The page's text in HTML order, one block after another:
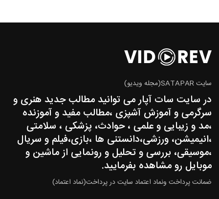
سایت SATAPAR(مجله ویدیو)
در سایت سات آپار می توانید مطالب جدید هنری و
سرگرمی و آموزش آشپزی ،مطالب مفید و آموزنده
،مد و زیبایی و علمی ، حوادث، پزشکی ، سلامتی
،انیمیشن، ورزشی،دانستنی ها ،بازی،فیلم و سریال
،موسیقی، بررسی و تحلیل و رونمایی از ماشین و
موبایل رو مشاهده بفرمایید.
ضمانت پرداخت ونماد اعتماد سایت در پرداخت(نماد اعتماد)